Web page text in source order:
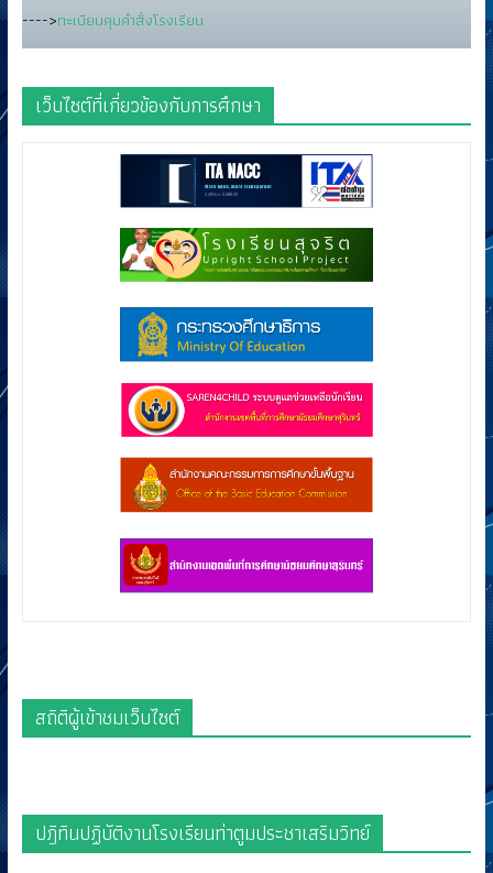
---->ทะเบียนคุมคำสั่งโรงเรียน
เว็บไซต์ที่เกี่ยวข้องกับการศึกษา
สถิติผู้เข้าชมเว็บไซต์
ปฎิทินปฏิบัติงานโรงเรียนท่าตูมประชาเสริมวิทย์